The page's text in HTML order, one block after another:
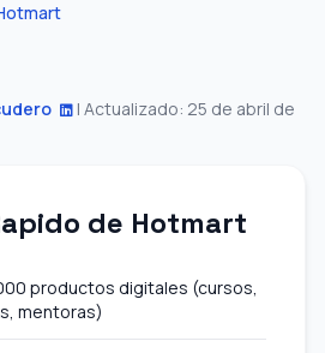
| Actualizado: 25 de abril de
de Hotmart
productos digitales (cursos,
mentoras)